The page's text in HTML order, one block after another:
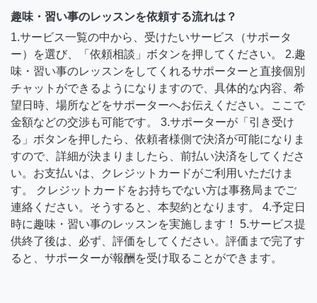
趣味・習い事のレッスンを依頼する流れは？
1.サービス一覧の中から、受けたいサービス（サポータ
ー）を選び、「依頼相談」ボタンを押してください。 2.趣
味・習い事のレッスンをしてくれるサポーターと直接個別
チャットができるようになりますので、具体的な内容、希
望日時、場所などをサポーターへお伝えください。ここで
金額などの交渉も可能です。 3.サポーターが「引き受け
る」ボタンを押したら、依頼者様側で決済が可能になりま
すので、詳細が決まりましたら、前払い決済をしてくださ
い。お支払いは、クレジットカードがご利用いただけま
す。 クレジットカードをお持ちでない方は事務局までご
連絡ください。そうすると、本契約となります。 4.予定日
時に趣味・習い事のレッスンを実施します！ 5.サービス提
供終了後は、必ず、評価をしてください。評価まで完了す
ると、サポーターが報酬を受け取ることができます。